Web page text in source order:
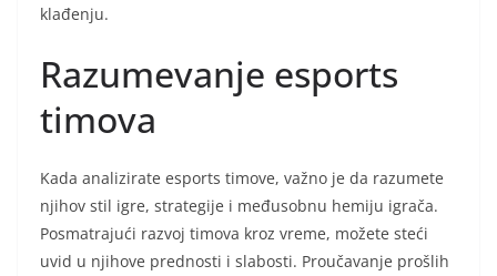
klađenju.
Razumevanje esports
timova
Kada analizirate esports timove, važno je da razumete
njihov stil igre, strategije i međusobnu hemiju igrača.
Posmatrajući razvoj timova kroz vreme, možete steći
uvid u njihove prednosti i slabosti. Proučavanje prošlih